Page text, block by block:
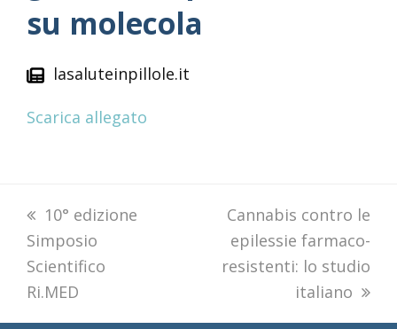
su molecola
lasaluteinpillole.it
Scarica allegato
previous
post:
10° edizione
Simposio
Scientifico
Ri.MED
next
post:
Cannabis contro le
epilessie farmaco-
resistenti: lo studio
italiano